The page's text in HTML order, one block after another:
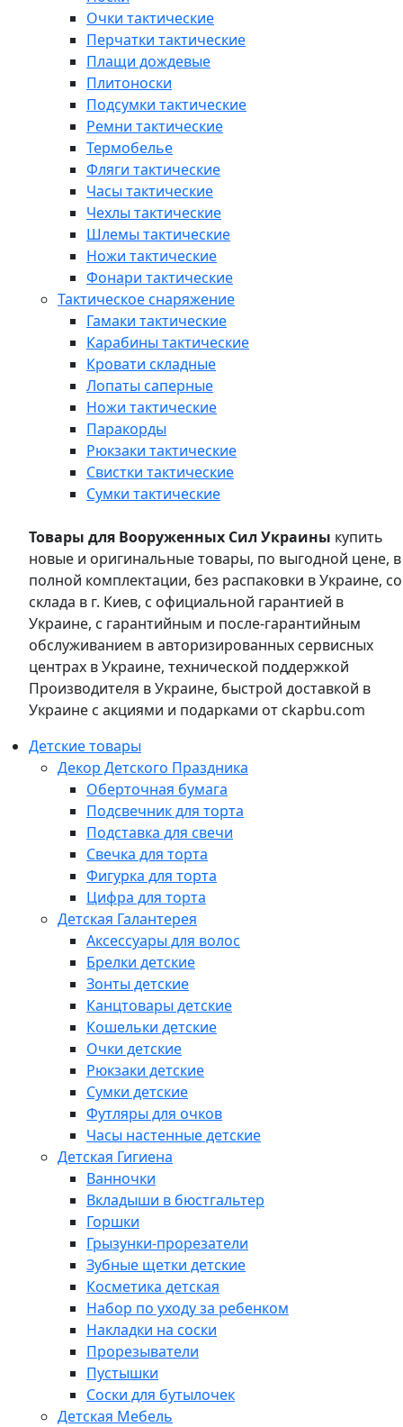
Очки тактические
Перчатки тактические
Плащи дождевые
Плитоноски
Подсумки тактические
Ремни тактические
Термобелье
Фляги тактические
Часы тактические
Чехлы тактические
Шлемы тактические
Ножи тактические
Фонари тактические
Тактическое снаряжение
Гамаки тактические
Карабины тактические
Кровати складные
Лопаты саперные
Ножи тактические
Паракорды
Рюкзаки тактические
Свистки тактические
Сумки тактические
Товары для Вооруженных Сил Украины купить
новые и оригинальные товары, по выгодной цене, в
полной комплектации, без распаковки в Украине, со
склада в г. Киев, с официальной гарантией в
Украине, с гарантийным и после-гарантийным
обслуживанием в авторизированных сервисных
центрах в Украине, технической поддержкой
Производителя в Украине, быстрой доставкой в
Украине с акциями и подарками от ckapbu.com
Детские товары
Декор Детского Праздника
Оберточная бумага
Подсвечник для торта
Подставка для свечи
Свечка для торта
Фигурка для торта
Цифра для торта
Детская Галантерея
Аксессуары для волос
Брелки детские
Зонты детские
Канцтовары детские
Кошельки детские
Очки детские
Рюкзаки детские
Сумки детские
Футляры для очков
Часы настенные детские
Детская Гигиена
Ванночки
Вкладыши в бюстгальтер
Горшки
Грызунки-прорезатели
Зубные щетки детские
Косметика детская
Набор по уходу за ребенком
Накладки на соски
Прорезыватели
Пустышки
Соски для бутылочек
Детская Мебель